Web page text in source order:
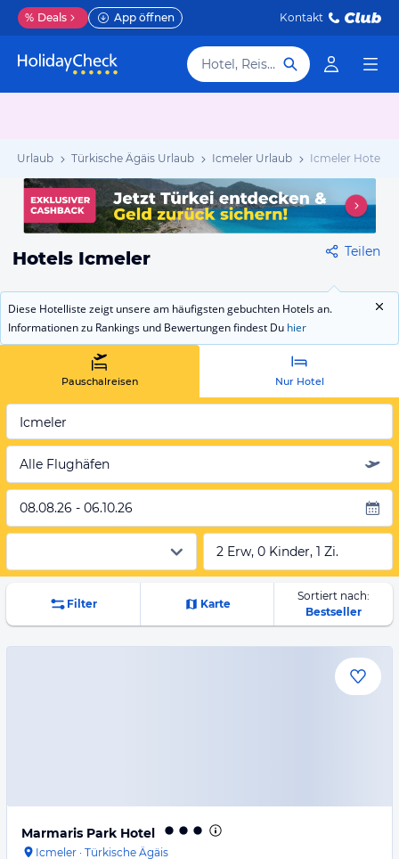
% Deals App öffnen Kontakt
Hotel, Reiseziel
Urlaub Türkische Ägäis Urlaub Icmeler Urlaub Icmeler Hotels
Hotels Icmeler Teilen
Diese Hotelliste zeigt unsere am häufigsten gebuchten Hotels an.
Informationen zu Rankings und Bewertungen findest Du hier
Pauschalreisen Nur Hotel
Icmeler
Alle Flughäfen
08.08.26 - 06.10.26
2 Erw, 0 Kinder, 1 Zi.
Filter Karte
Sortiert nach:
Bestseller
Marmaris Park Hotel
Icmeler · Türkische Ägäis